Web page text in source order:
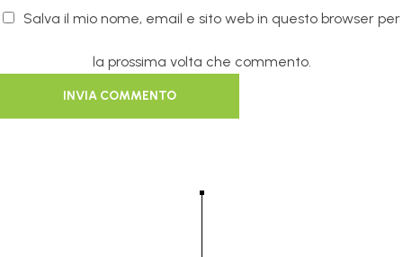
Salva il mio nome, email e sito web in questo browser per
la prossima volta che commento.